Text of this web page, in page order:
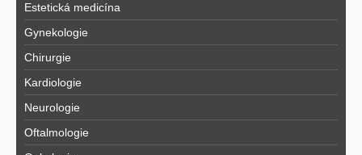
Estetická medicína
Gynekologie
Chirurgie
Kardiologie
Neurologie
Oftalmologie